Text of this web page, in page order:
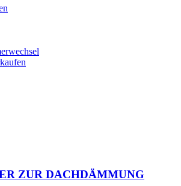
ZUR DACHDÄMMUNG